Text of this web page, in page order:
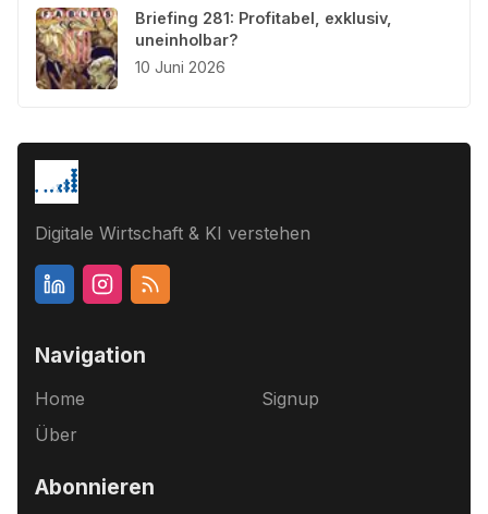
Briefing 281: Profitabel, exklusiv,
uneinholbar?
10 Juni 2026
Digitale Wirtschaft & KI verstehen
Navigation
Home
Über
Signup
Abonnieren